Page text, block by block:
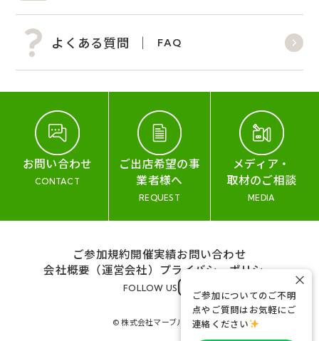
よくある質問 FAQ
お問い合わせ
CONTACT
ご出店希望の事
業者様へ
REQUEST
メディア・
取材のご相談
MEDIA
ご参加規約開催実績お問い合わせ
会社概要（運営会社） プライバシーポリシー
FOLLOW US
© 株式会社マーブル&コー
ご参加についてのご不明
点やご質問はお気軽にご
連絡ください
×